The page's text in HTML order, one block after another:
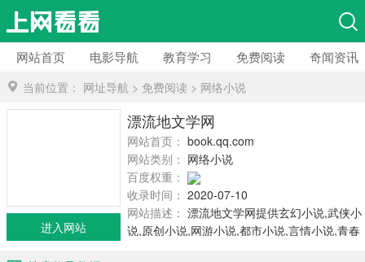
网站首页 电影导航 教育学习 免费阅读 奇闻资讯
当前位置： 网址导航 > 免费阅读 > 网络小说
漂流地文学网
网站首页： book.qq.com
网站类别： 网络小说
百度权重：
收录时间： 2020-07-10
网站描述： 漂流地文学网提供玄幻小说,武侠小
说,原创小说,网游小说,都市小说,言情小说,青春
进入网站